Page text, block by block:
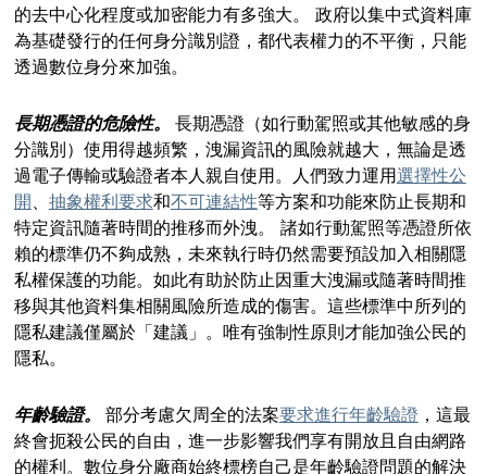
的去中心化程度或加密能力有多強大。 政府以集中式資料庫
為基礎發行的任何身分識別證，都代表權力的不平衡，只能
透過數位身分來加強。
長期憑證的危險性。 長期憑證（如行動駕照或其他敏感的身
分識別）使用得越頻繁，洩漏資訊的風險就越大，無論是透
過電子傳輸或驗證者本人親自使用。人們致力運用選擇性公
開
抽象權利要求和不可連結性等方案和功能來防止長期和
特定資訊隨著時間的推移而外洩。 諸如行動駕照等憑證所依
賴的標準仍不夠成熟，未來執行時仍然需要預設加入相關隱
私權保護的功能。如此有助於防止因重大洩漏或隨著時間推
移與其他資料集相關風險所造成的傷害。這些標準中所列的
隱私建議僅屬於「建議」。唯有強制性原則才能加強公民的
隱私。
年齡驗證。 部分考慮欠周全的法案要求進行年齡驗證 ，這最
終會扼殺公民的自由，進一步影響我們享有開放且自由網路
的權利。數位身分廠商始終標榜自己是年齡驗證問題的解決